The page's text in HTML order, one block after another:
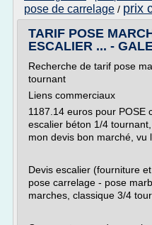
pose de carrelage / prix
TARIF POSE
ESCALIER ... -
Recherche de tarif pose
tournant
Liens commerciaux
1187.14 euros pour POSE
escalier béton 1/4
mon devis bon marché, vu
Devis escalier (fourniture
pose carrelage - pose
marches, classique 3/4